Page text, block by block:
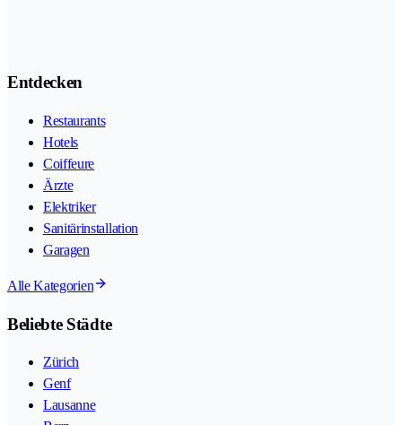
Entdecken
Restaurants
Hotels
Coiffeure
Ärzte
Elektriker
Sanitärinstallation
Garagen
Alle Kategorien
Beliebte Städte
Zürich
Genf
Lausanne